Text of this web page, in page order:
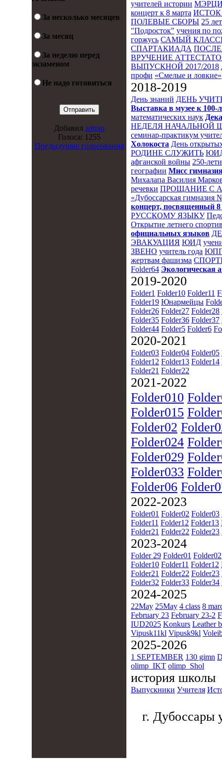
За несколько месяцев
За месяц
За неделю перед
экзаменом
Не надо готовиться
Добавил admin
Голоса: 1255
Предыдущие голосования
учителей истории
концерт к 8 марта ИСТОК
ПОЛЕВЫЕ СБОРЫ 25
"Подросток" учения по
горжусь САМЫЙ
СПАРТАКИАДА
ВРУЧЕНИЕ
ВЫПУСКНОЙ 2017/2018
профи «Смелые и ловкие»
2018-2019
День знаний ДЕНЬ
Выставка в музее к
математических наук
НЕДЕЛЯ НАЧАЛЬНОЙ
семинар-практикум
Холокоста День
РОДИНЕ СЛУЖИТЬ
афганской войны 250-
географии Мисс
Михалапа Василия
речевки ПРОЩАНИЕ С
«Дубоссарская гимназия
концерт, посвященный
РУССКОМУ ЯЗЫКУ
Открытие летнего
официальных языков
ЭВАКУАЦИЯ ЮИД
ЗВЕНО учитель года
жертвам фашизма
Folder64 Экологическая
2019-2020
Folder1 Folder10 Folder11
Folder19 Юнармейцы
Folder26 Folder27 Folder28
Folder35 Folder36 Folder37
Folder44 Folder5 Folder6
2020-2021
Folder03 Folder04 Folder05
Folder12 Folder13 Folder14
Folder21 Folder22
2021-2022
Folder010
Folder015
Folder02
Folder024
Folder029
Folder033
Folder06
2022-2023
Folder01 Folder02 Folder03
Folder11 Folder12 Folder13
Folder21 Folder22 Folder23
2023-2024
Folder 29 Folder01 Folder02
Folder10 Folder11 Folder12
Folder21 Folder22 Folder23
Folder32 Folder33 Folder34
2024-2025
22May 25May 4 class 8
February 23 February 23-2
IUD2025 Konkurs Leather
Vipusk11kl Vipusk9kl
2025-2026
1 SEPTEMBER 130 gimn
olimp_IKT olimp_Shol
история школы
Выпускники Учителя
г. Дубоссары